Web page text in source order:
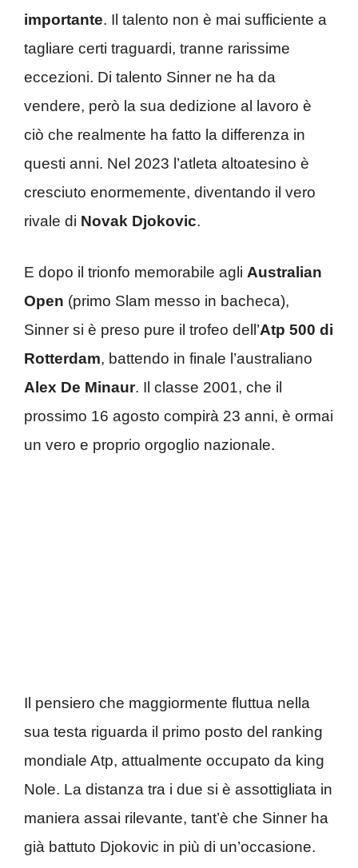
importante. Il talento non è mai sufficiente a
tagliare certi traguardi, tranne rarissime
eccezioni. Di talento Sinner ne ha da
vendere, però la sua dedizione al lavoro è
ciò che realmente ha fatto la differenza in
questi anni. Nel 2023 l’atleta altoatesino è
cresciuto enormemente, diventando il vero
rivale di Novak Djokovic.
E dopo il trionfo memorabile agli Australian
Open (primo Slam messo in bacheca),
Sinner si è preso pure il trofeo dell’Atp 500 di
Rotterdam, battendo in finale l’australiano
Alex De Minaur. Il classe 2001, che il
prossimo 16 agosto compirà 23 anni, è ormai
un vero e proprio orgoglio nazionale.
Il pensiero che maggiormente fluttua nella
sua testa riguarda il primo posto del ranking
mondiale Atp, attualmente occupato da king
Nole. La distanza tra i due si è assottigliata in
maniera assai rilevante, tant’è che Sinner ha
già battuto Djokovic in più di un’occasione.